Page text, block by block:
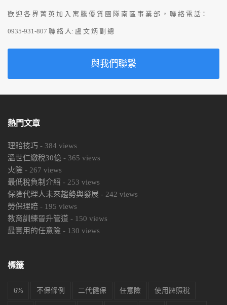
歡 迎 各 界 菁 英 加 入 寓 騰 優 質 團 隊 南 區 事 業 部 ， 聯 絡 電 話：
0935-931-807 聯 絡 人: 盧 文 炳 副 總
與我們聯繫
熱門文章
理賠技巧 - 384 views
溫世仁繳稅30億 - 365 views
火險 - 267 views
最低稅負制介紹 - 253 views
保險代理人未來趨勢與發展 - 242 views
勞保理賠 - 195 views
教育訓練晉升管道 - 150 views
最實用的任意險 - 130 views
標籤
6% 不保條例 二代健保 任意險 使用牌照稅